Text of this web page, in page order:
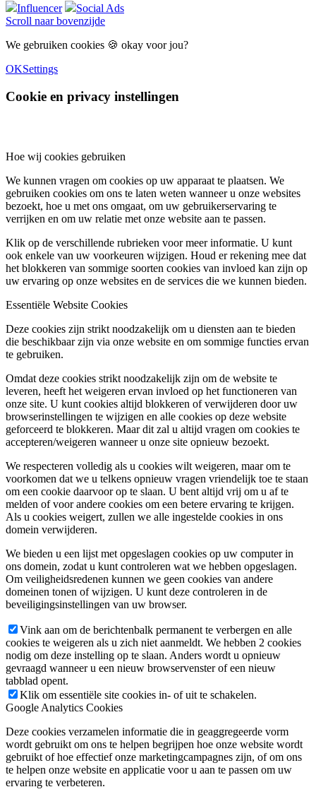
Influencer
Social Ads
Scroll naar bovenzijde
We gebruiken cookies 🍪 okay voor jou?
OKSettings
Cookie en privacy instellingen
Hoe wij cookies gebruiken
We kunnen vragen om cookies op uw apparaat te plaatsen. We
gebruiken cookies om ons te laten weten wanneer u onze websites
bezoekt, hoe u met ons omgaat, om uw gebruikerservaring te
verrijken en om uw relatie met onze website aan te passen.
Klik op de verschillende rubrieken voor meer informatie. U kunt
ook enkele van uw voorkeuren wijzigen. Houd er rekening mee dat
het blokkeren van sommige soorten cookies van invloed kan zijn op
uw ervaring op onze websites en de services die we kunnen bieden.
Essentiële Website Cookies
Deze cookies zijn strikt noodzakelijk om u diensten aan te bieden
die beschikbaar zijn via onze website en om sommige functies ervan
te gebruiken.
Omdat deze cookies strikt noodzakelijk zijn om de website te
leveren, heeft het weigeren ervan invloed op het functioneren van
onze site. U kunt cookies altijd blokkeren of verwijderen door uw
browserinstellingen te wijzigen en alle cookies op deze website
geforceerd te blokkeren. Maar dit zal u altijd vragen om cookies te
accepteren/weigeren wanneer u onze site opnieuw bezoekt.
We respecteren volledig als u cookies wilt weigeren, maar om te
voorkomen dat we u telkens opnieuw vragen vriendelijk toe te staan
om een cookie daarvoor op te slaan. U bent altijd vrij om u af te
melden of voor andere cookies om een betere ervaring te krijgen.
Als u cookies weigert, zullen we alle ingestelde cookies in ons
domein verwijderen.
We bieden u een lijst met opgeslagen cookies op uw computer in
ons domein, zodat u kunt controleren wat we hebben opgeslagen.
Om veiligheidsredenen kunnen we geen cookies van andere
domeinen tonen of wijzigen. U kunt deze controleren in de
beveiligingsinstellingen van uw browser.
Vink aan om de berichtenbalk permanent te verbergen en alle
cookies te weigeren als u zich niet aanmeldt. We hebben 2 cookies
nodig om deze instelling op te slaan. Anders wordt u opnieuw
gevraagd wanneer u een nieuw browservenster of een nieuw
tabblad opent.
Klik om essentiële site cookies in- of uit te schakelen.
Google Analytics Cookies
Deze cookies verzamelen informatie die in geaggregeerde vorm
wordt gebruikt om ons te helpen begrijpen hoe onze website wordt
gebruikt of hoe effectief onze marketingcampagnes zijn, of om ons
te helpen onze website en applicatie voor u aan te passen om uw
ervaring te verbeteren.